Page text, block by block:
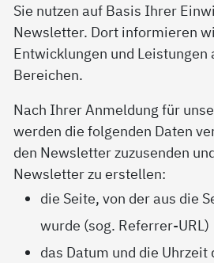
Sie nutzen auf Basis Ihrer
Newsletter. Dort informieren
Entwicklungen und Leistungen
Bereichen.
Nach Ihrer Anmeldung für
werden die folgenden Daten
den Newsletter zuzusenden
Newsletter zu erstellen:
die Seite, von der aus die
wurde (sog. Referrer-URL)
das Datum und die Uhrzeit